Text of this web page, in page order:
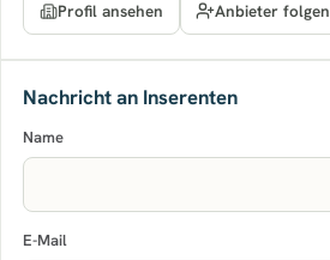
Profil ansehen Anbieter folgen
Nachricht an Inserenten
Name
E-Mail